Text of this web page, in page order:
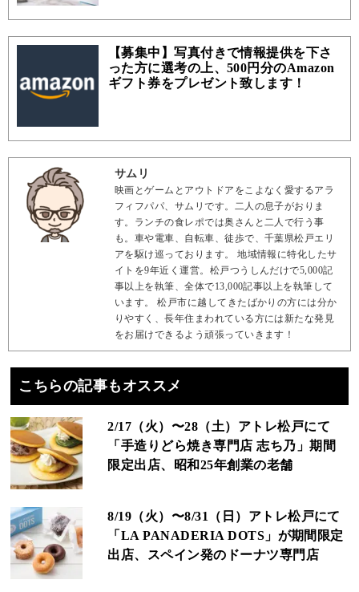
【募集中】写真付きで情報提供を下さ
った方に選考の上、500円分のAmazon
ギフト券をプレゼント致します！
サムリ
映画とゲームとアウトドアをこよなく愛するアラ
フィフパパ、サムリです。二人の息子がおりま
す。ランチの食レポでは奥さんと二人で行う事
も。車や電車、自転車、徒歩で、千葉県松戸エリ
アを駆け巡っております。 地域情報に特化したサ
イトを9年近く運営。松戸つうしんだけで5,000記
事以上を執筆、全体で13,000記事以上を執筆して
います。 松戸市に越してきたばかりの方には分か
りやすく、長年住まわれている方には新たな発見
をお届けできるよう頑張っていきます！
こちらの記事もオススメ
2/17（火）〜28（土）アトレ松戸にて
「手造りどら焼き専門店 志ち乃」期間
限定出店、昭和25年創業の老舗
8/19（火）〜8/31（日）アトレ松戸にて
「LA PANADERIA DOTS」が期間限定
出店、スペイン発のドーナツ専門店